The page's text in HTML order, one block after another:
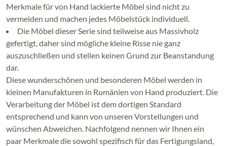
Merkmale für von Hand lackierte Möbel sind nicht zu
vermeiden und machen jedes Möbelstück individuell.
Die Möbel dieser Serie sind teilweise aus Massivholz
gefertigt, daher sind mögliche kleine Risse nie ganz
auszuschließen und stellen keinen Grund zur Beanstandung
dar.
Diese wunderschönen und besonderen Möbel werden in
kleinen Manufakturen in Rumänien von Hand produziert. Die
Verarbeitung der Möbel ist dem dortigen Standard
entsprechend und kann von unseren Vorstellungen und
wünschen Abweichen. Nachfolgend nennen wir Ihnen ein
paar Merkmale die sowohl spezifisch für das Fertigungsland,